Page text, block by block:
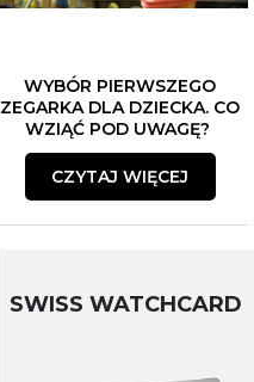
WYBÓR PIERWSZEGO
ZEGARKA DLA DZIECKA. CO
WZIĄĆ POD UWAGĘ?
CZYTAJ WIĘCEJ
SWISS WATCHCARD